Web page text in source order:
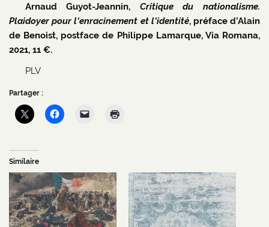
Arnaud Guyot-Jeannin, Critique du nationalisme.
Plaidoyer pour l’enracinement et l’identité, préface d’Alain
de Benoist, postface de Philippe Lamarque, Via Romana,
2021, 11 €.
PLV
Partager :
Similaire